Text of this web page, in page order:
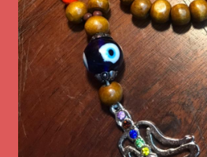
Pêndulos de Metal
Pêndulos de cristal
Cristais Lemurianos
Cristais Moldavita